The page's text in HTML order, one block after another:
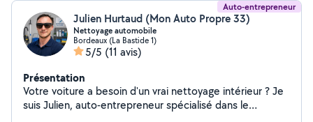
Auto-entrepreneur
Julien Hurtaud (Mon Auto Propre 33)
Nettoyage automobile
Bordeaux (La Bastide 1)
5/5 (11 avis)
Présentation
Votre voiture a besoin d'un vrai nettoyage intérieur ? Je
suis Julien, auto-entrepreneur spécialisé dans le